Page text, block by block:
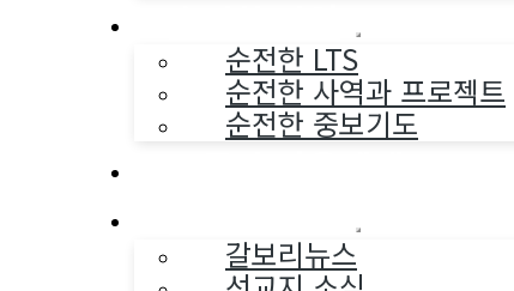
순전한 LTS
순전한 사역과 프로젝트
순전한 중보기도
갈보리뉴스